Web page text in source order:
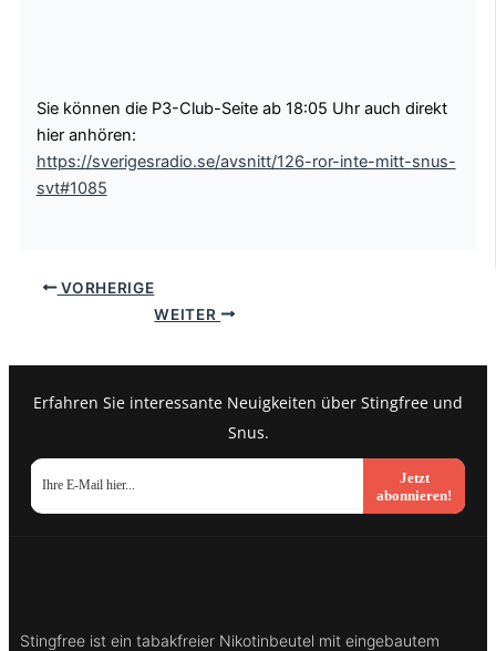
Sie können die P3-Club-Seite ab 18:05 Uhr auch direkt
hier anhören:
https://sverigesradio.se/avsnitt/126-ror-inte-mitt-snus-
svt#1085
VORHERIGE
WEITER
Erfahren Sie interessante Neuigkeiten über Stingfree und
Snus.
Jetzt
abonnieren!
Stingfree ist ein tabakfreier Nikotinbeutel mit eingebautem